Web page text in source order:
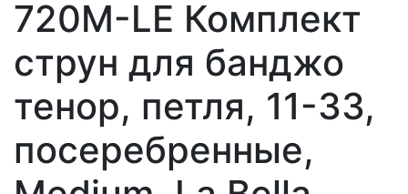
720M-LE Комплект
струн для банджо
тенор, петля, 11-33,
посеребренные,